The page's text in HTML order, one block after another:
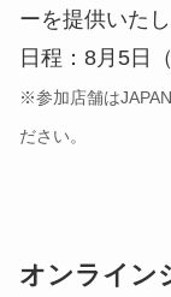
ーを提供いたし
日程：8月5日
※参加店舗は
ださい。
オンライン